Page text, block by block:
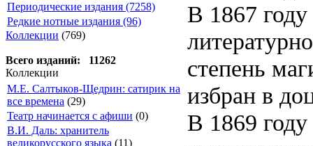
Периодические издания (7258)
Редкие нотные издания (96)
Коллекции (769)
Всего изданий: 11262
Коллекции
М.Е. Салтыков-Щедрин: сатирик на
все времена (29)
Театр начинается с афиши (0)
В.И. Даль: хранитель
великорусского языка (11)
В 1867
степень
избран в
В 1869